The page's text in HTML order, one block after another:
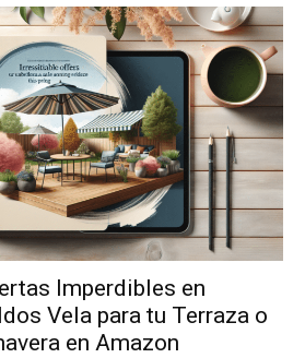
Imperdibles en
Vela para tu Terraza o
en Amazon